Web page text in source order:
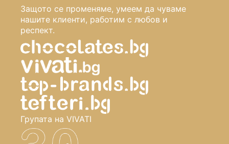
Защото се променяме, умеем да чуваме
нашите клиенти, работим с любов и
респект.
Групата на VIVATI